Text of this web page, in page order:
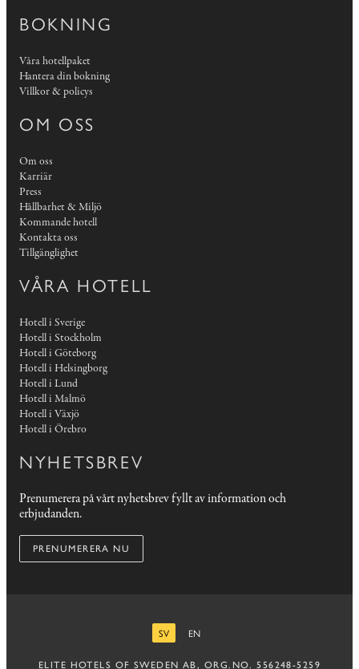
BOKNING
Våra hotellpaket
Hantera din bokning
Villkor & policys
OM OSS
Om oss
Karriär
Press
Hållbarhet & Miljö
Kommande hotell
Kontakta oss
Tillgänglighet
VÅRA HOTELL
Hotell i Sverige
Hotell i Stockholm
Hotell i Göteborg
Hotell i Helsingborg
Hotell i Lund
Hotell i Malmö
Hotell i Växjö
Hotell i Örebro
NYHETSBREV
Prenumerera på vårt nyhetsbrev fyllt av information och
erbjudanden.
PRENUMERERA NU
SV
EN
ELITE HOTELS OF SWEDEN AB, ORG.NO. 556248-5259